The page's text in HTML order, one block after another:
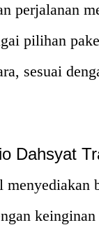
perjalanan
pilihan
sesuai
Dahsyat